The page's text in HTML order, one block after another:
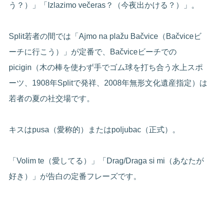
う？）」「Izlazimo večeras？（今夜出かける？）」。
Split若者の間では「Ajmo na plažu Bačvice（Bačviceビ
ーチに行こう）」が定番で、Bačviceビーチでの
picigin（木の棒を使わず手でゴム球を打ち合う水上スポ
ーツ、1908年Splitで発祥、2008年無形文化遺産指定）は
若者の夏の社交場です。
キスはpusa（愛称的）またはpoljubac（正式）。
「Volim te（愛してる）」「Drag/Draga si mi（あなたが
好き）」が告白の定番フレーズです。